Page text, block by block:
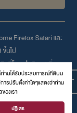
FirefoxSafariและ
นไป
ธิ์โดย สำนักงานสิ่ง
ะบุรี)
ลขที่ 12 หมู่ 2 ถนนสาย
สระบุรี 18120 ไทย
านได้รับประสบการณ์ที่ดีบน
ารปรับตั้งค่าใดๆแสดงว่าท่าน
องเรา
ปฏิเสธ